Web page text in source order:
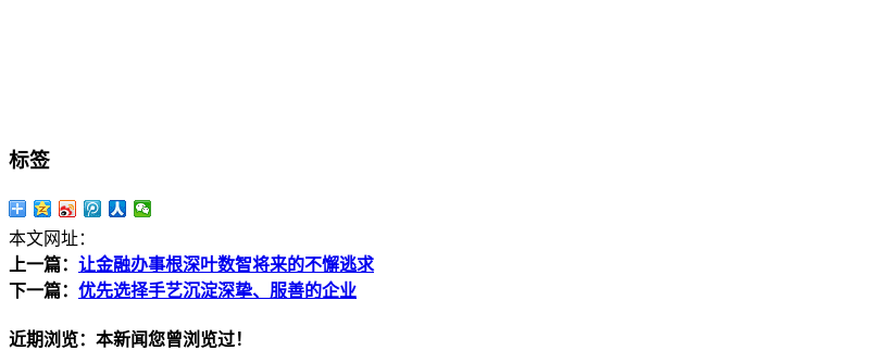
标签
本文网址：
上一篇： 让金融办事根深叶数智将来的不懈逃求
下一篇： 优先选择手艺沉淀深挚、服善的企业
近期浏览：本新闻您曾浏览过！